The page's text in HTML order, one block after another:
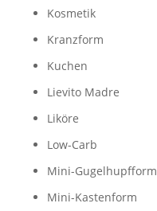
Kosmetik
Kranzform
Kuchen
Lievito Madre
Liköre
Low-Carb
Mini-Gugelhupfform
Mini-Kastenform